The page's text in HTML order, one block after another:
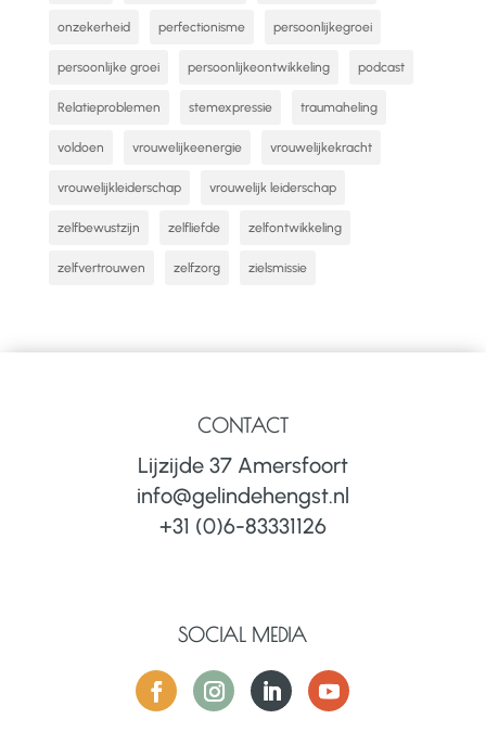
onzekerheid perfectionisme persoonlijkegroei
persoonlijke groei persoonlijkeontwikkeling podcast
Relatieproblemen stemexpressie traumaheling
voldoen vrouwelijkeenergie vrouwelijkekracht
vrouwelijkleiderschap vrouwelijk leiderschap
zelfbewustzijn zelfliefde zelfontwikkeling
zelfvertrouwen zelfzorg zielsmissie
CONTACT
Lijzijde 37 Amersfoort
info@gelindehengst.nl
+31 (0)6-83331126
SOCIAL MEDIA